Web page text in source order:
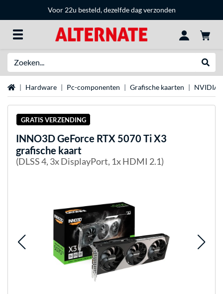
Voor 22u besteld, dezelfde dag verzonden
Home Hardware Pc-componenten Grafische kaarten NVIDIA
GRATIS VERZENDING
INNO3DGeForce RTX 5070 Ti X3
grafische kaart
(DLSS 4, 3x DisplayPort, 1x HDMI 2.1)